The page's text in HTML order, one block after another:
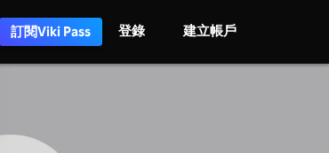
訂閱Viki Pass 登錄 建立帳戶